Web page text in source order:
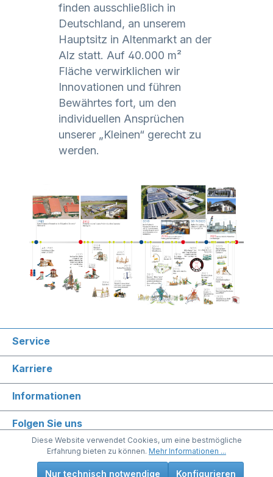
finden ausschließlich in
Deutschland, an unserem
Hauptsitz in Altenmarkt an der
Alz statt. Auf 40.000 m²
Fläche verwirklichen wir
Innovationen und führen
Bewährtes fort, um den
individuellen Ansprüchen
unserer „Kleinen“ gerecht zu
werden.
Service
Karriere
Informationen
Folgen Sie uns
Diese Website verwendet Cookies, um eine bestmögliche
Erfahrung bieten zu können. Mehr Informationen ...
Nur technisch notwendige Konfigurieren